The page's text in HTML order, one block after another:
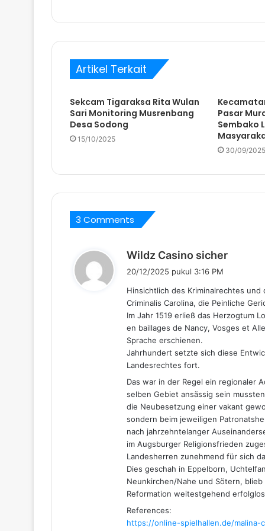
a
Artikel Terkait
Sekcam Tigaraksa Rita Wulan
Sari Monitoring Musrenbang
Desa Sodong
15/10/2025
Pasar
Sembako
30/09/2025
3 Comments
Wildz Casino sicher
k
a
t
a
20/12/2025 pukul 3:16 PM
Hinsichtlich des Kriminalrechtes
Criminalis Carolina, die Peinliche
Im Jahr 1519 erließ das Herzogtum
en baillages de Nancy, Vosges et
Sprache erschienen.
Jahrhundert setzte sich diese
Landesrechtes fort.
Das war in der Regel ein regionaler
selben Gebiet ansässig sein
die Neubesetzung einer vakant
sondern beim jeweiligen
nach jahrzehntelanger
im Augsburger Religionsfrieden
Landesherren zunehmend für sich
Dies geschah in Eppelborn,
Neunkirchen/Nahe und Sötern,
Reformation weitestgehend
References:
https://online-spielhallen.de/